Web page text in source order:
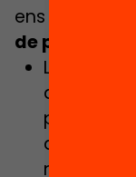
ens permet
de pes
de
pla
n’és un